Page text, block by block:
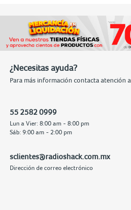
¿Necesitas ayuda?
Para más información contacta atención
55 2582 0999
Lun a Vier: 8:00 am - 8:00 pm
Sáb: 9:00 am - 2:00 pm
sclientes@radioshack.com.mx
Dirección de correo electrónico